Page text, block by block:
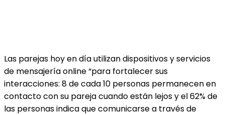
Las parejas hoy en día utilizan dispositivos y servicios
de mensajería online “para fortalecer sus
interacciones: 8 de cada 10 personas permanecen en
contacto con su pareja cuando están lejos y el 62% de
las personas indica que comunicarse a través de